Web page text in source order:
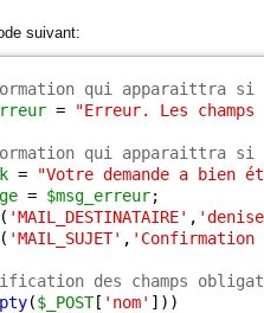
suivant:
qui apparaittra si
= "Erreur. Les
qui apparaittra si
=
"Votre demande a
= $msg_erreur;
( 'MAIL_DESTINATAIRE' ,
( 'MAIL_SUJET' , 'Confirmation
des champs
($_POST[ 'nom' ]))